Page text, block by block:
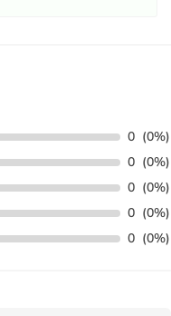
0 (0%)
0 (0%)
0 (0%)
0 (0%)
0 (0%)